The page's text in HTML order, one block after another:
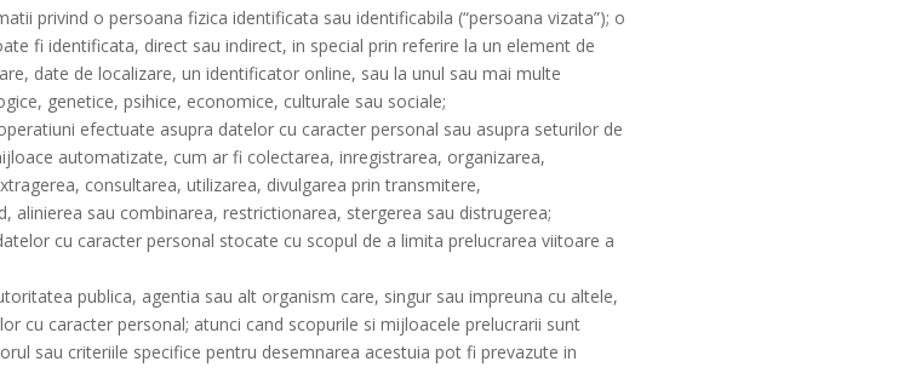
privind o persoana fizica identificata sau identificabila (“persoana vizata”); o
fi identificata, direct sau indirect, in special prin referire la un element de
date de localizare, un identificator online, sau la unul sau mai multe
genetice, psihice, economice, culturale sau sociale;
efectuate asupra datelor cu caracter personal sau asupra seturilor de
automatizate, cum ar fi colectarea, inregistrarea, organizarea,
consultarea, utilizarea, divulgarea prin transmitere,
alinierea sau combinarea, restrictionarea, stergerea sau distrugerea;
cu caracter personal stocate cu scopul de a limita prelucrarea viitoare a
publica, agentia sau alt organism care, singur sau impreuna cu altele,
cu caracter personal; atunci cand scopurile si mijloacele prelucrarii sunt
sau criteriile specifice pentru desemnarea acestuia pot fi prevazute in